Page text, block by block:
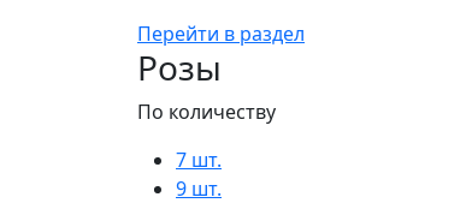
Перейти в раздел
Розы
По количеству
7 шт.
9 шт.